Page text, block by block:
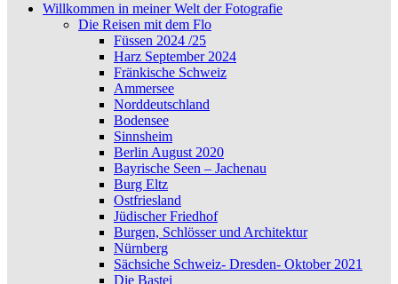
Willkommen in meiner Welt der Fotografie
Die Reisen mit dem Flo
Füssen 2024 /25
Harz September 2024
Fränkische Schweiz
Ammersee
Norddeutschland
Bodensee
Sinnsheim
Berlin August 2020
Bayrische Seen – Jachenau
Burg Eltz
Ostfriesland
Jüdischer Friedhof
Burgen, Schlösser und Architektur
Nürnberg
Sächsiche Schweiz- Dresden- Oktober 2021
Die Bastei